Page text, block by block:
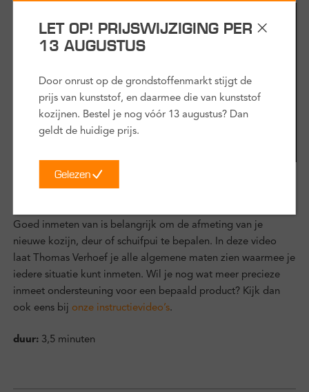
Stap 2
Goed inmeten van is belangrijk om de afmeting van je
nieuwe kozijn, deur of schuifpui te bepalen. In deze video
laat Thomas Verhoef je alle algemene maten zien waarmee je
iedere situatie kunt inmeten. Wil je nog wat meer precieze
inmeet ondersteuning voor een bepaald product? Kijk dan
ook eens bij onze instructievideo’s.
duur:3,5 minuten
LET OP! PRIJSWIJZIGING PER
13 AUGUSTUS
Door onrust op de grondstoffenmarkt stijgt de
prijs van kunststof, en daarmee die van kunststof
kozijnen. Bestel je nog vóór 13 augustus? Dan
geldt de huidige prijs.
Gelezen